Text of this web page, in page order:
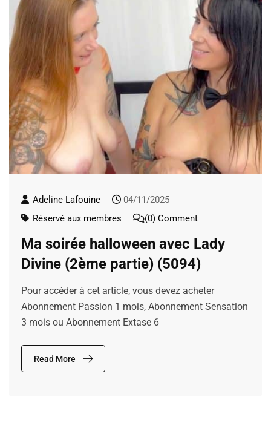
Adeline Lafouine
04/11/2025
Réservé aux membres
(0) Comment
Ma soirée halloween avec Lady
Divine (2ème partie) (5094)
Pour accéder à cet article, vous devez acheter
Abonnement Passion 1 mois, Abonnement Sensation
3 mois ou Abonnement Extase 6
Read More